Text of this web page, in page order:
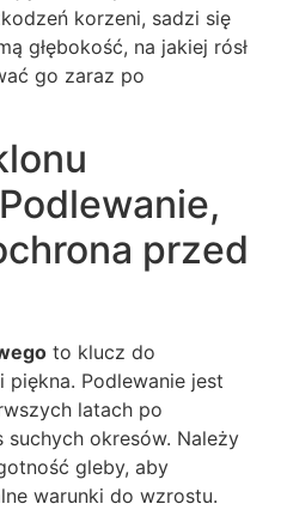
korzeni, sadzi się
głębokość, na jakiej rósł
go zaraz po
przed
to klucz do
Podlewanie jest
latach po
okresów. Należy
gleby, aby
warunki do wzrostu.